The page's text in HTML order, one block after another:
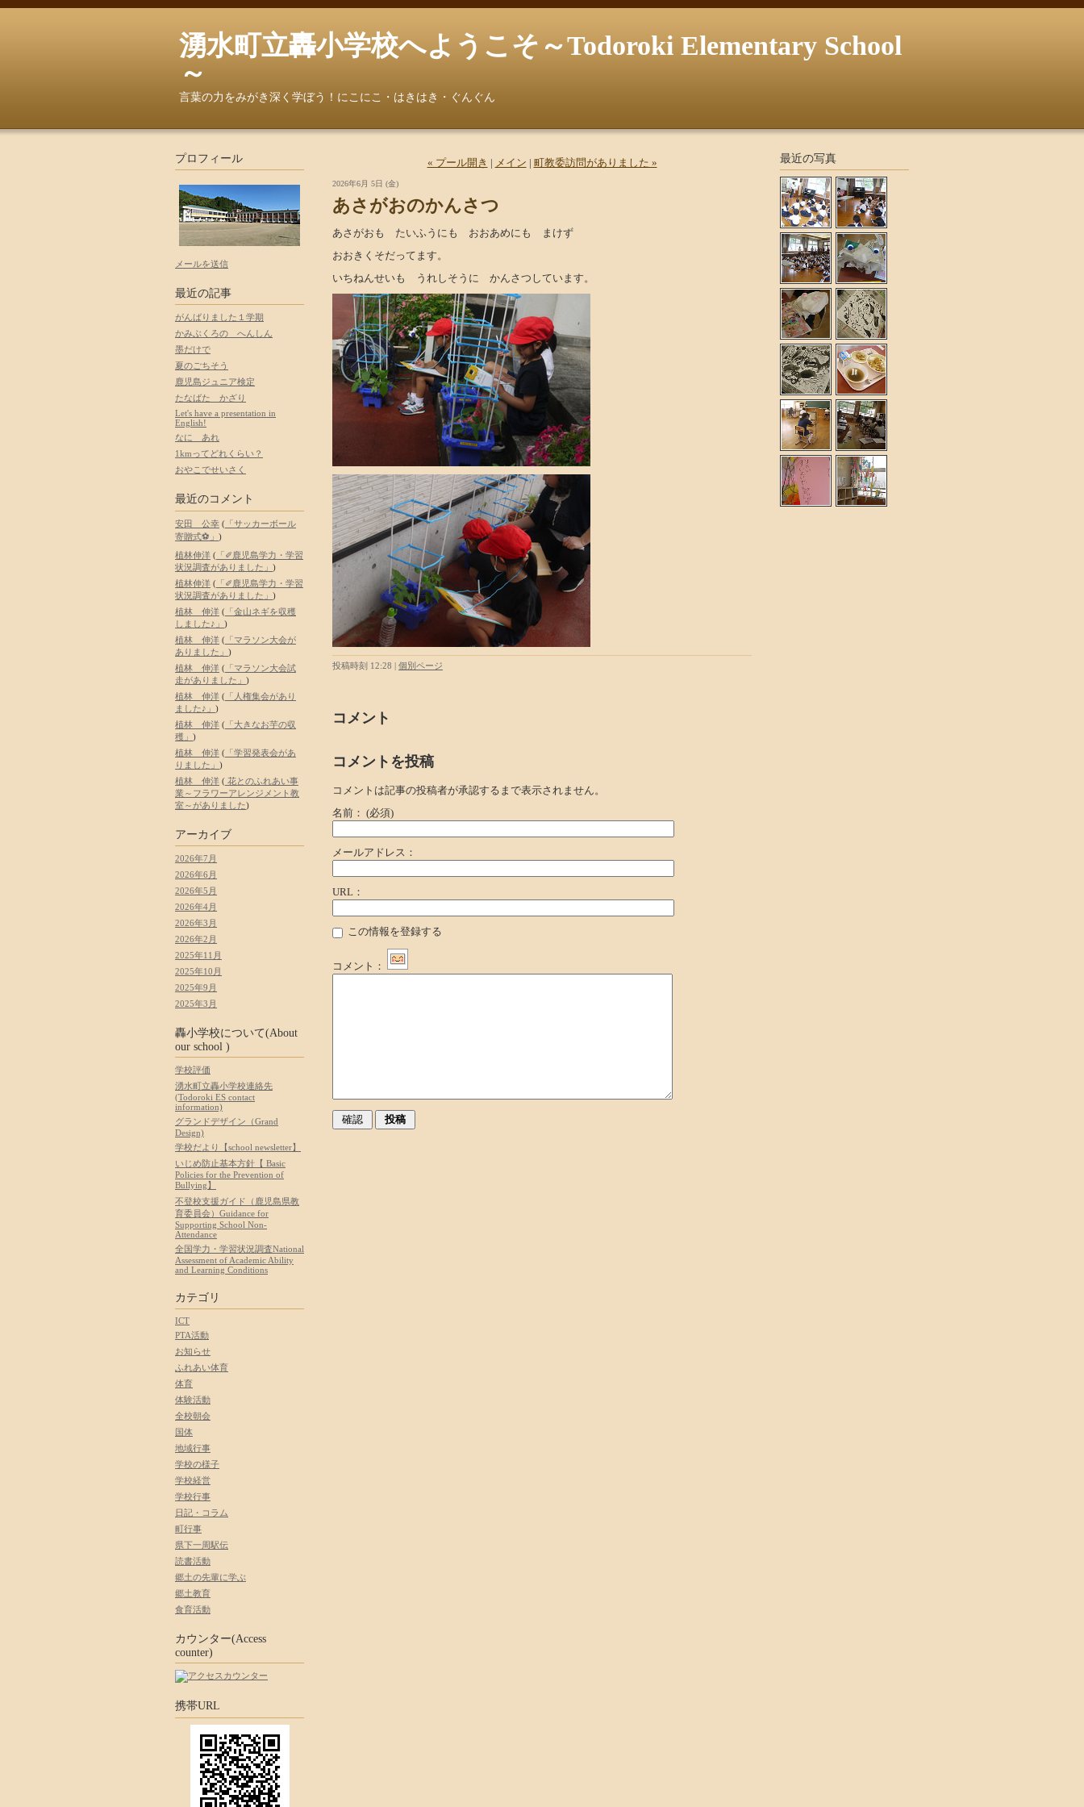
湧水町立轟小学校へようこそ～Todoroki Elementary School
～
言葉の力をみがき深く学ぼう！にこにこ・はきはき・ぐんぐん
プロフィール
メールを送信
最近の記事
がんばりました１学期
かみぶくろの へんしん
墨だけで
夏のごちそう
鹿児島ジュニア検定
たなばた かざり
Let's have a presentation in
English!
なに あれ
1kmってどれくらい？
おやこでせいさく
最近のコメント
安田 公幸 ( 「サッカーボール
寄贈式⚽」 )
植林伸洋 ( 「✐鹿児島学力・学習
状況調査がありました」 )
植林伸洋 ( 「✐鹿児島学力・学習
状況調査がありました」 )
植林 伸洋 ( 「金山ネギを収穫
しました♪」 )
植林 伸洋 ( 「マラソン大会が
ありました」 )
植林 伸洋 ( 「マラソン大会試
走がありました」 )
植林 伸洋 ( 「人権集会があり
ました♪」 )
植林 伸洋 ( 「大きなお芋の収
穫」 )
植林 伸洋 ( 「学習発表会があ
りました」 )
植林 伸洋 ( 花とのふれあい事
業～フラワーアレンジメント教
室～がありました)
アーカイブ
2026年7月
2026年6月
2026年5月
2026年4月
2026年3月
2026年2月
2025年11月
2025年10月
2025年9月
2025年3月
轟小学校について(About
our school )
学校評価
湧水町立轟小学校連絡先
(Todoroki ES contact
information)
グランドデザイン（Grand
Design)
学校だより【school newsletter】
いじめ防止基本方針【 Basic
Policies for the Prevention of
Bullying】
不登校支援ガイド（鹿児島県教
育委員会）Guidance for
Supporting School Non-
Attendance
全国学力・学習状況調査National
Assessment of Academic Ability
and Learning Conditions
カテゴリ
ICT
PTA活動
お知らせ
ふれあい体育
体育
体験活動
全校朝会
国体
地域行事
学校の様子
学校経営
学校行事
日記・コラム
町行事
県下一周駅伝
読書活動
郷土の先輩に学ぶ
郷土教育
食育活動
カウンター(Access
counter)
携帯URL
« プール開き | メイン | 町教委訪問がありました »
2026年6月 5日 (金)
あさがおのかんさつ
あさがおも たいふうにも おおあめにも まけず
おおきくそだってます。
いちねんせいも うれしそうに かんさつしています。
投稿時刻 12:28 | 個別ページ
コメント
コメントを投稿
コメントは記事の投稿者が承認するまで表示されません。
名前： (必須)
メールアドレス：
URL：
この情報を登録する
コメント：
最近の写真